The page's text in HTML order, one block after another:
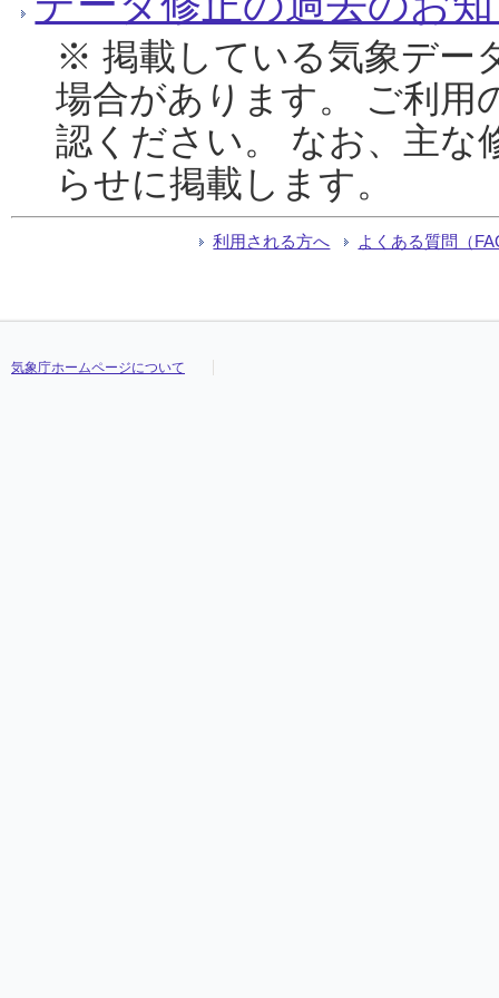
※ 掲載している気象デー
場合があります。 ご利用
認ください。 なお、主な
らせに掲載します。
利用される方へ よくある質問（
気象庁ホームページについて